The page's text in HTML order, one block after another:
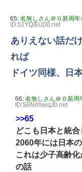
65: 名無しさん＠０新周年
ID:51YQ/EuD0.net
ありえない話だ
れば
ドイツ同様、日
66: 名無しさん＠０新周
ID:S6NmswqJ0.net
>>65
どこも日本と統
2060年には日本
これは少子高齢
の話